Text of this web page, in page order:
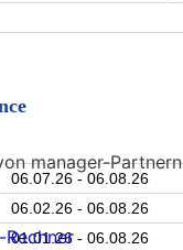
06.07.26 - 06.08.26
06.02.26 - 06.08.26
01.01.26 - 06.08.26
manager-Partnern